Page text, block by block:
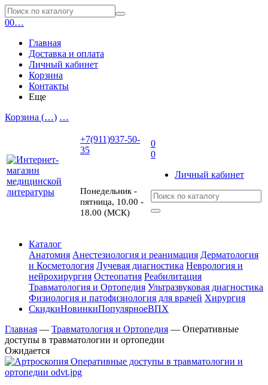
00…
Главная
Доставка и оплата
Личный кабинет
Корзина
Контакты
Еще
Корзина (…) …
+7(911)937-50-
35
Понедельник -
пятница, 10.00 -
18.00 (МСК)
0
0
Личный кабинет
Каталог
Анатомия Анестезиология и реанимация Дерматология
и Косметология Лучевая диагностика Неврология и
нейрохирургия Остеопатия Реабилитация
Травматология и Ортопедия Ультразвуковая диагностика
Физиология и патофизиология для врачей Хирургия
СкидкиНовинкиПопулярноеВПХ
Главная — Травматология и Ортопедия — Оперативные
доступы в травматологии и ортопедии
Ожидается